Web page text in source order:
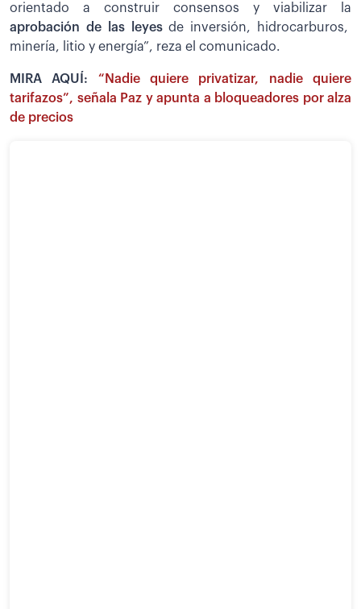
orientado a construir consensos y viabilizar la
aprobación de las leyesde inversión, hidrocarburos,
minería, litio y energía”, reza el comunicado.
MIRA AQUÍ: “Nadie quiere privatizar, nadie quiere
tarifazos”, señala Paz y apunta a bloqueadores por alza
de precios